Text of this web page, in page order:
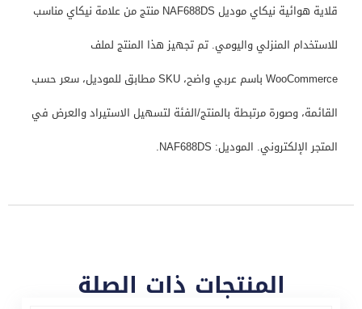
قلاية هوائية نيكاي موديل NAF688DS منتج من علامة نيكاي مناسب
للاستخدام المنزلي واليومي. تم تجهيز هذا المنتج لملف
WooCommerce باسم عربي واضح، SKU مطابق للموديل، سعر حسب
القائمة، وصورة مرتبطة بالمنتج/الفئة لتسهيل الاستيراد والعرض في
المتجر الإلكتروني. الموديل: NAF688DS.
المنتجات ذات الصلة